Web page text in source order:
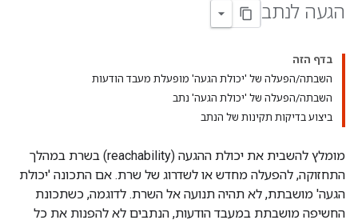
הגעה לנתב
בדף הזה
השבתה/הפעלה של 'יכולת הגעה' מופעלת מעבד הודעות
השבתה/הפעלה של 'יכולת הגעה' נתב
ביצוע בדיקות תקינות של הנתב
מומלץ להשבית את יכולת ההגעה (reachability) בשרת במהלך
התחזוקה, להפעלה מחדש או לשדרוג של שרת. אם התכונה 'יכולת
הגעה' מושבתת, לא תהיה תנועה אל השרת. לדוגמה, כשתכונת
החשיפה מושבתת במעבד הודעות, הנתבים לא להפנות את כל